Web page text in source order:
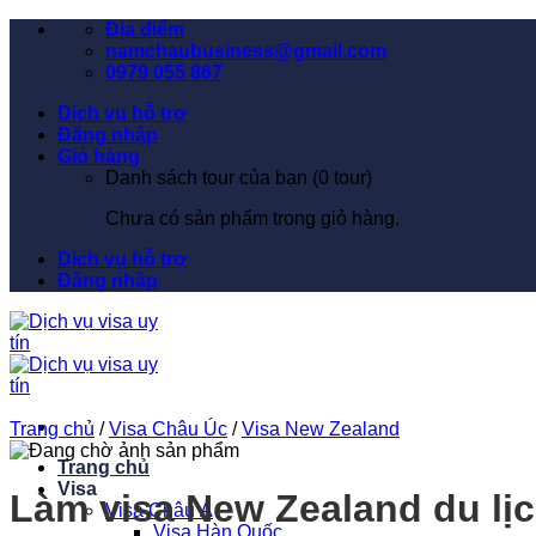
Địa điểm
namchaubusiness@gmail.com
0979 055 867
Dịch vụ hỗ trợ
Đăng nhập
Giỏ hàng
Danh sách tour của bạn (0 tour)
Chưa có sản phẩm trong giỏ hàng.
Dịch vụ hỗ trợ
Đăng nhập
Trang chủ
Visa
Visa Châu Á
Visa Hàn Quốc
Trang chủ / Visa Châu Úc / Visa New Zealand
Làm visa New Zealand du